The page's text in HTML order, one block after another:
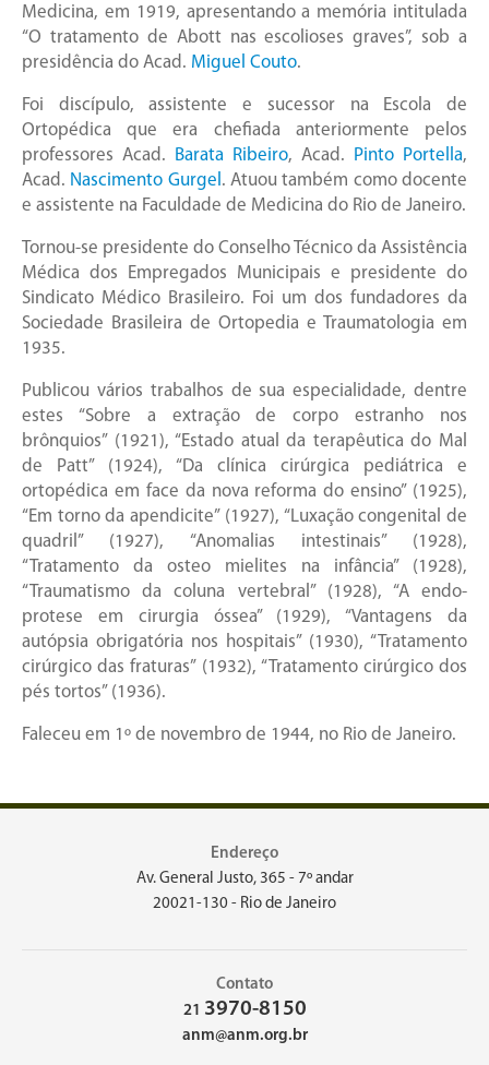
Medicina, em 1919, apresentando a memória intitulada
“O tratamento de Abott nas escolioses graves”, sob a
presidência do Acad. Miguel Couto.
Foi discípulo, assistente e sucessor na Escola de
Ortopédica que era chefiada anteriormente pelos
professores Acad.
Barata Ribeiro, Acad. Pinto Portella,
Acad. Nascimento Gurgel . Atuou também como docente
e assistente na Faculdade de Medicina do Rio de Janeiro.
Tornou-se presidente do Conselho Técnico da Assistência
Médica dos Empregados Municipais e presidente do
Sindicato Médico Brasileiro. Foi um dos fundadores da
Sociedade Brasileira de Ortopedia e Traumatologia em
1935.
Publicou vários trabalhos de sua especialidade, dentre
estes “Sobre a extração de corpo estranho nos
brônquios” (1921), “Estado atual da terapêutica do Mal
de Patt” (1924), “Da clínica cirúrgica pediátrica e
ortopédica em face da nova reforma do ensino” (1925),
“Em torno da apendicite” (1927), “Luxação congenital de
quadril” (1927), “Anomalias intestinais” (1928),
“Tratamento da osteo mielites na infância” (1928),
“Traumatismo da coluna vertebral” (1928), “A endo-
protese em cirurgia óssea” (1929), “Vantagens da
autópsia obrigatória nos hospitais” (1930), “Tratamento
cirúrgico das fraturas” (1932), “Tratamento cirúrgico dos
pés tortos” (1936).
Faleceu em 1º de novembro de 1944, no Rio de Janeiro.
Endereço
Av. General Justo, 365 - 7º andar
20021-130 - Rio de Janeiro
Contato
21 3970-8150
anm@anm.org.br